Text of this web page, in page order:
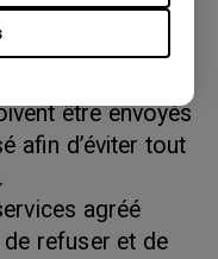
Le
inscrit sur
être envoyés
afin d’éviter tout
agréé
refuser et de